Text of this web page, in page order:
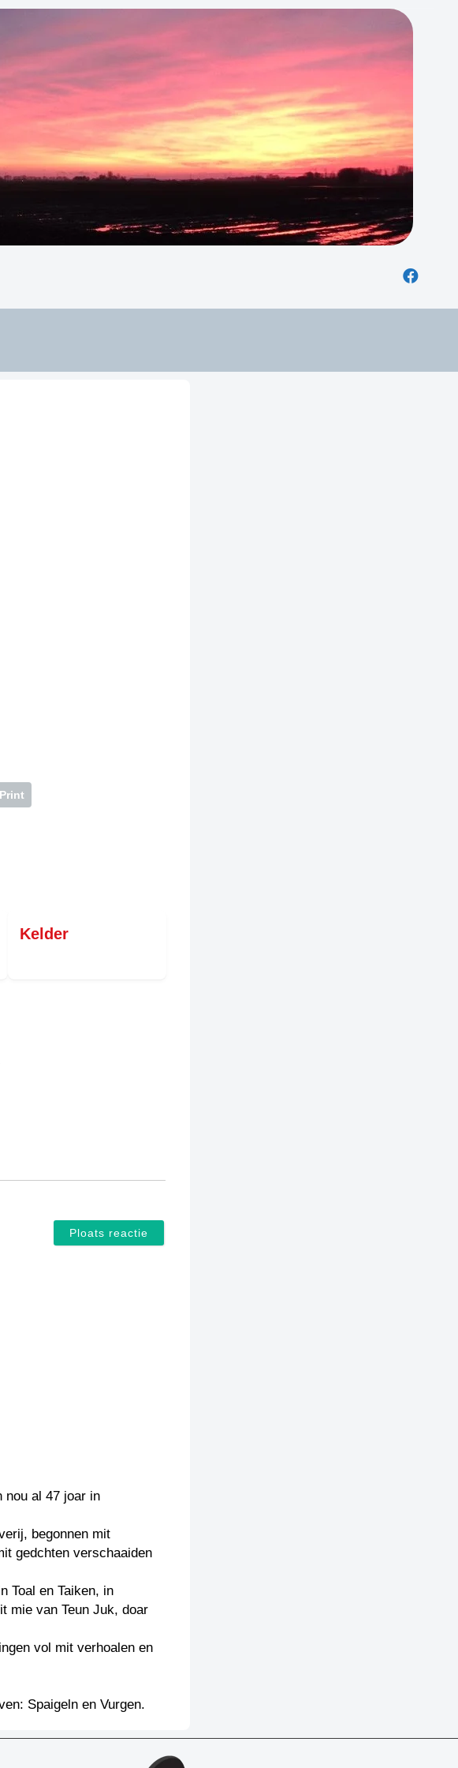
Print
Kelder
nou al 47 joar in
begonnen mit
gedchten verschaaiden
Toal en Taiken, in
mie van Teun Juk, doar
vol mit verhoalen en
Spaigeln en Vurgen.